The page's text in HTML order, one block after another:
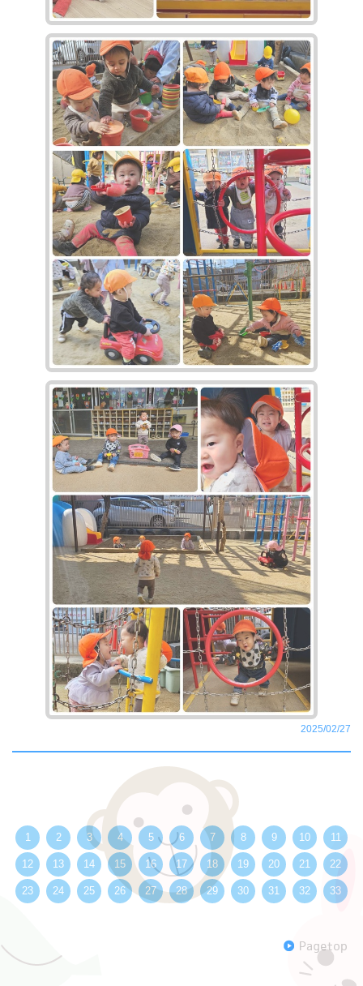
2025/02/27
1 2 3 4 5 6 7 8 9 10 11
12 13 14 15 16 17 18 19 20 21 22
23 24 25 26 27 28 29 30 31 32 33